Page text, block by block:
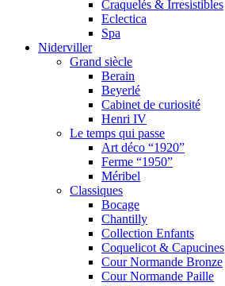
Craquelés & Irresistibles
Eclectica
Spa
Niderviller
Grand siècle
Berain
Beyerlé
Cabinet de curiosité
Henri IV
Le temps qui passe
Art déco “1920”
Ferme “1950”
Méribel
Classiques
Bocage
Chantilly
Collection Enfants
Coquelicot & Capucines
Cour Normande Bronze
Cour Normande Paille